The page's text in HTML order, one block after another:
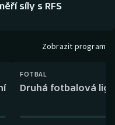
síly s RFS
Zobrazit program
FOTBAL
Druhá fotbalová